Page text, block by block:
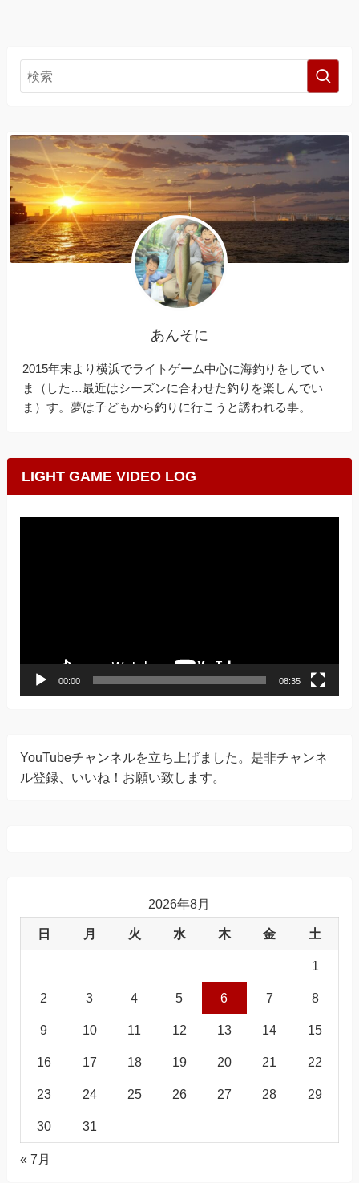
あんそに
2015年末より横浜でライトゲーム中心に海釣りをしてい
ま（した…最近はシーズンに合わせた釣りを楽しんでい
ま）す。夢は子どもから釣りに行こうと誘われる事。
LIGHT GAME VIDEO LOG
00:00 08:35
YouTubeチャンネルを立ち上げました。是非チャンネ
ル登録、いいね！お願い致します。
2026年8月
日 月 火 水 木 金 土
1
2 3 4 5 6 7 8
9 10 11 12 13 14 15
16 17 18 19 20 21 22
23 24 25 26 27 28 29
30 31
« 7月